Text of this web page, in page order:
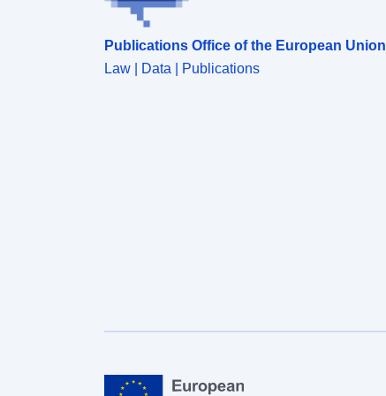
Publications Office of the European Union
Law | Data | Publications